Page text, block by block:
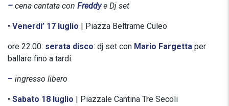
– cena cantata con Freddye Dj set
• Venerdi’ 17 luglio | Piazza Beltrame Culeo
ore 22.00: serata disco: dj set con Mario Fargetta per
ballare fino a tardi.
– ingresso libero
• Sabato 18 luglio | Piazzale Cantina Tre Secoli